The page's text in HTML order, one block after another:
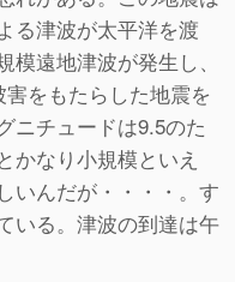
る津波が太平洋を渡
遠地津波が発生し、
をもたらした地震を
ニチュードは9.5のた
かなり小規模といえ
いんだが・・・・。す
いる。津波の到達は午